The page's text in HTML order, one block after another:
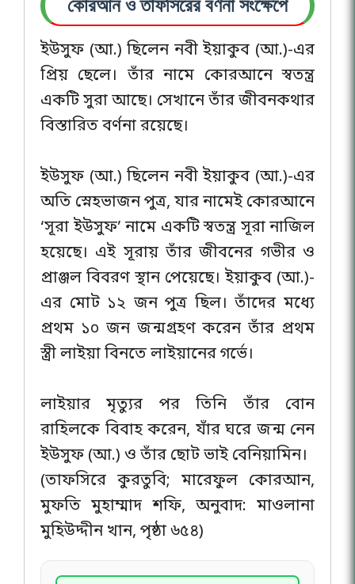
কোরআন ও তাফসিরের বর্ণনা সংক্ষেপে
ইউসুফ (আ.) ছিলেন নবী ইয়াকুব (আ.)-এর
প্রিয় ছেলে। তাঁর নামে কোরআনে স্বতন্ত্র
একটি সুরা আছে। সেখানে তাঁর জীবনকথার
বিস্তারিত বর্ণনা রয়েছে।
ইউসুফ (আ.) ছিলেন নবী ইয়াকুব (আ.)-এর
অতি স্নেহভাজন পুত্র, যার নামেই কোরআনে
‘সূরা ইউসুফ’ নামে একটি স্বতন্ত্র সূরা নাজিল
হয়েছে। এই সূরায় তাঁর জীবনের গভীর ও
প্রাঞ্জল বিবরণ স্থান পেয়েছে। ইয়াকুব (আ.)-
এর মোট ১২ জন পুত্র ছিল। তাঁদের মধ্যে
প্রথম ১০ জন জন্মগ্রহণ করেন তাঁর প্রথম
স্ত্রী লাইয়া বিনতে লাইয়ানের গর্ভে।
লাইয়ার মৃত্যুর পর তিনি তাঁর বোন
রাহিলকে বিবাহ করেন, যাঁর ঘরে জন্ম নেন
ইউসুফ (আ.) ও তাঁর ছোট ভাই বেনিয়ামিন।
(তাফসিরে কুরতুবি; মারেফুল কোরআন,
মুফতি মুহাম্মাদ শফি, অনুবাদ: মাওলানা
মুহিউদ্দীন খান, পৃষ্ঠা ৬৫৪)